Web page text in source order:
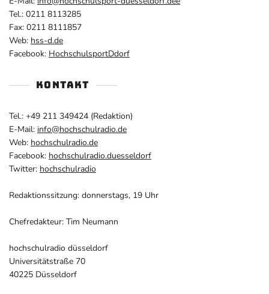
Tel.: 0211 8113285
Fax: 0211 8111857
Web: hss-d.de
Facebook: HochschulsportDdorf
KONTAKT
Tel.: +49 211 349424 (Redaktion)
E-Mail: info@hochschulradio.de
Web: hochschulradio.de
Facebook: hochschulradio.duesseldorf
Twitter: hochschulradio
Redaktionssitzung: donnerstags, 19 Uhr
Chefredakteur: Tim Neumann
hochschulradio düsseldorf
Universitätstraße 70
40225 Düsseldorf